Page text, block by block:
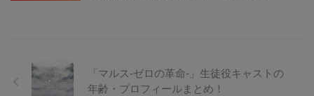
「マルス-ゼロの革命-」生徒役キャストの
年齢・プロフィールまとめ！